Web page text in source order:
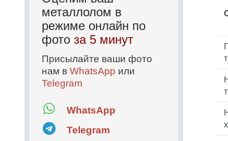
металлолом в
режиме онлайн по
фото за 5 минут
Присылайте ваши фото
нам в WhatsApp или
Telegram
WhatsApp
Telegram